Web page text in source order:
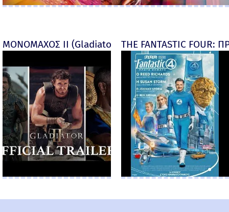
ΜΟΝΟΜΑΧΟΣ ΙΙ (Gladiator II) -THE FANTASTIC